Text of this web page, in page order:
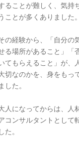
ることが難しく、気持
ことが多くありました。
の経験から、「自分の
る場所があること」「
てもらえること」が、
切なのかを、身をもっ
ました。
人になってからは、人
コンサルタントとして
した。